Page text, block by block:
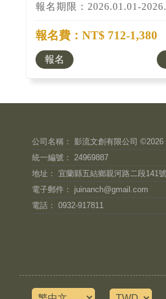
報名期限：2026.01.01-
報名費：NT$ 712-1,380
報名
公司名稱： 影流文創有限公司 ©2026
統一編號： 24969887
地址： 宜蘭縣五結鄉親河路二段141號
電子郵件： juinanch@gmail.com
電話： 0932-917811